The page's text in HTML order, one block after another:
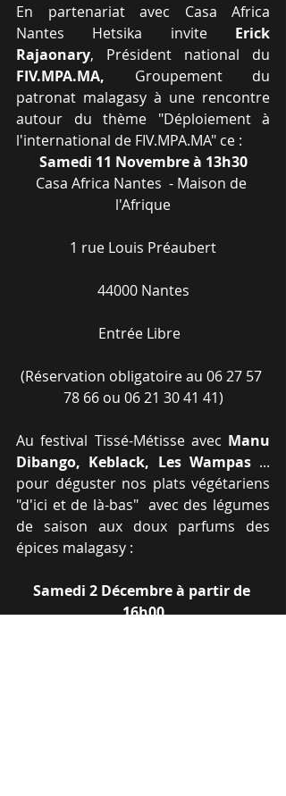
En partenariat avec Casa Africa
Nantes Hetsika invite Erick
Rajaonary
FIV.MPA.MA, Groupement du
patronat malagasy à une rencontre
autour du thème "Déploiement à
l'international de FIV.MPA.MA" ce :
Samedi 11 Novembre à 13h30
Casa Africa Nantes  - Maison de
l'Afrique
1 rue Louis Préaubert
44000 Nantes
Entrée Libre
(Réservation obligatoire au 06 27 57
78 66 ou 06 21 30 41 41)
Au festival Tissé-Métisse avec Manu
Dibango, Keblack, Les Wampas ...
pour déguster nos plats végétariens
"d'ici et de là-bas"  avec des légumes
de saison aux doux parfums des
épices malagasy :
Samedi 2 Décembre à partir de
16h00